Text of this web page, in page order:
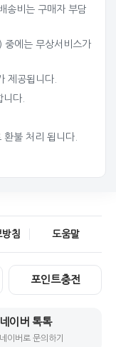
송비는 구매자 부담
중에는 무상서비스가
제공됩니다.
다.
불 처리 됩니다.
방침 도움말
포인트충전
네이버 톡톡
네이버로 문의하기